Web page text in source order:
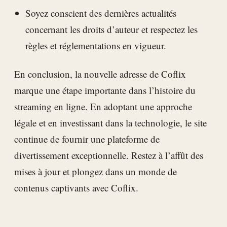
Soyez conscient des dernières actualités
concernant les droits d’auteur et respectez les
règles et réglementations en vigueur.
En conclusion, la nouvelle adresse de Coflix
marque une étape importante dans l’histoire du
streaming en ligne. En adoptant une approche
légale et en investissant dans la technologie, le site
continue de fournir une plateforme de
divertissement exceptionnelle. Restez à l’affût des
mises à jour et plongez dans un monde de
contenus captivants avec Coflix.